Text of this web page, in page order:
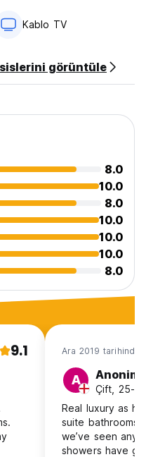
Kablo TV
görüntüle
8.0
10.0
8.0
10.0
10.0
10.0
8.0
9.1 Ara 2019 tarihinde
A Anonim
Çift, 25-
Real luxury as
suite bathrooms
we’ve seen
showers have